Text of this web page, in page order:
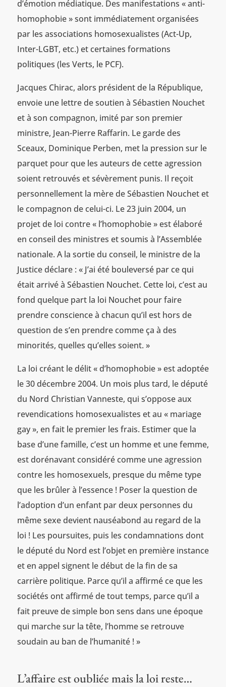
d’émotion médiatique. Des manifestations « anti-
homophobie » sont immédiatement organisées
par les associations homosexualistes (Act-Up,
Inter-LGBT, etc.) et certaines formations
politiques (les Verts, le PCF).
Jacques Chirac, alors président de la République,
envoie une lettre de soutien à Sébastien Nouchet
et à son compagnon, imité par son premier
ministre, Jean-Pierre Raffarin. Le garde des
Sceaux, Dominique Perben, met la pression sur le
parquet pour que les auteurs de cette agression
soient retrouvés et sévèrement punis. Il reçoit
personnellement la mère de Sébastien Nouchet et
le compagnon de celui-ci. Le 23 juin 2004, un
projet de loi contre « l’homophobie » est élaboré
en conseil des ministres et soumis à l’Assemblée
nationale. A la sortie du conseil, le ministre de la
Justice déclare : « J’ai été bouleversé par ce qui
était arrivé à Sébastien Nouchet. Cette loi, c’est au
fond quelque part la loi Nouchet pour faire
prendre conscience à chacun qu’il est hors de
question de s’en prendre comme ça à des
minorités, quelles qu’elles soient. »
La loi créant le délit « d’homophobie » est adoptée
le 30 décembre 2004. Un mois plus tard, le député
du Nord Christian Vanneste, qui s’oppose aux
revendications homosexualistes et au « mariage
gay », en fait le premier les frais. Estimer que la
base d’une famille, c’est un homme et une femme,
est dorénavant considéré comme une agression
contre les homosexuels, presque du même type
que les brûler à l’essence ! Poser la question de
l’adoption d’un enfant par deux personnes du
même sexe devient nauséabond au regard de la
loi ! Les poursuites, puis les condamnations dont
le député du Nord est l’objet en première instance
et en appel signent le début de la fin de sa
carrière politique. Parce qu’il a affirmé ce que les
sociétés ont affirmé de tout temps, parce qu’il a
fait preuve de simple bon sens dans une époque
qui marche sur la tête, l’homme se retrouve
soudain au ban de l’humanité ! »
L’affaire est oubliée mais la loi reste…